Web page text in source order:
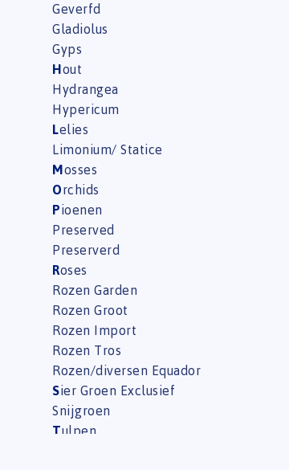
Geverfd
Gladiolus
Gyps
Hout
Hydrangea
Hypericum
Lelies
Limonium/ Statice
Mosses
Orchids
Pioenen
Preserved
Preserverd
Roses
Rozen Garden
Rozen Groot
Rozen Import
Rozen Tros
Rozen/diversen Equador
Sier Groen Exclusief
Snijgroen
Tulpen